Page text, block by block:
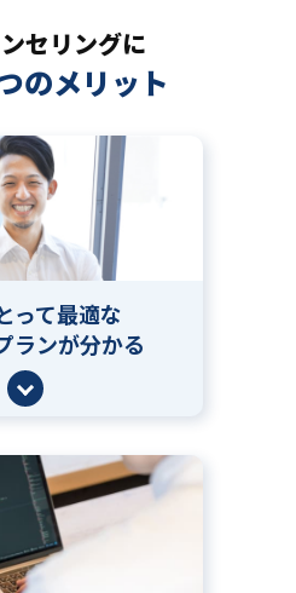
セリングに
のメリット
って最適な
ランが分かる